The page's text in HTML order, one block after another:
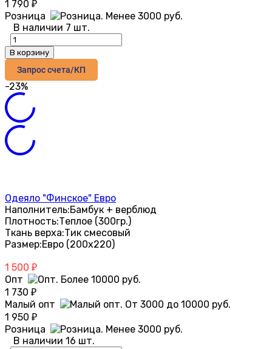
1 790 ₽
Розница
В наличии 7 шт.
В корзину
Запрос счета/КП
-23%
Одеяло "Финское" Евро
Наполнитель:Бамбук + верблюд
Плотность:Теплое (300гр.)
Ткань верха:Тик смесовый
Размер:Евро (200х220)
1 500 ₽
Опт
1 730 ₽
Малый опт
1 950 ₽
Розница
В наличии 16 шт.